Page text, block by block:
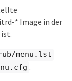
* Image in der
menu.lst
.